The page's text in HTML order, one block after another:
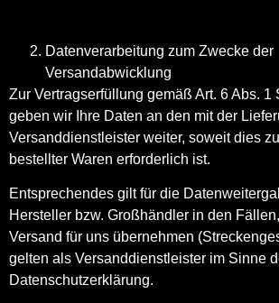
Datenverarbeitung zum Zwecke der
Versandabwicklung
Zur Vertragserfüllung gemäß Art. 6 Abs. 1
geben wir Ihre Daten an den mit der
Versanddienstleister weiter, soweit dies
bestellter Waren erforderlich ist.
Entsprechendes gilt für die
Hersteller bzw. Großhändler in den
Versand für uns übernehmen
gelten als Versanddienstleister im Sinne
Datenschutzerklärung.